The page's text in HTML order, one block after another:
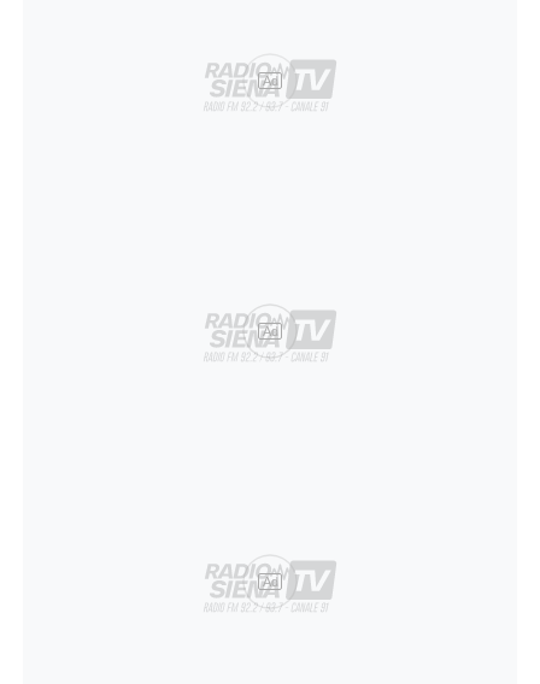
Ad
Ad
Ad